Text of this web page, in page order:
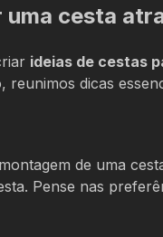
uma cesta
ideias de cestas
reunimos dicas
de uma
Pense nas